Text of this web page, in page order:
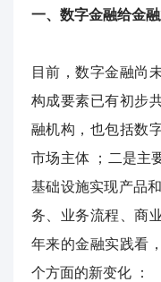
一、数字金融给金
目前，数字金融尚
构成要素已有初步
融机构，也包括数
市场主体
；二是主
基础设施实现产品
务、业务流程、商
年来的金融实践看
个方面的新变化
：